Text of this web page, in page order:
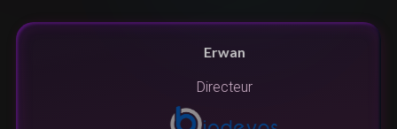
Erwan
Directeur